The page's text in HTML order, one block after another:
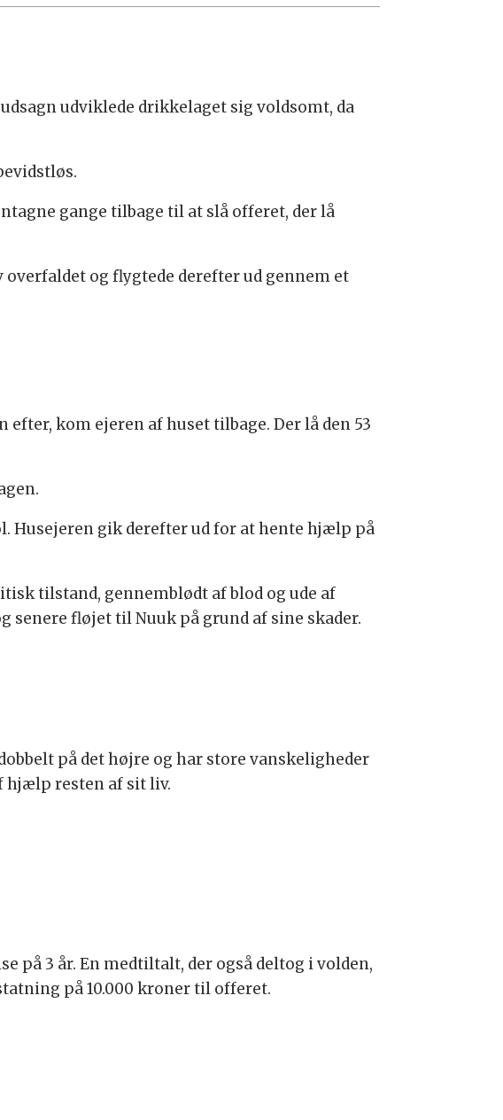
udviklede drikkelaget sig voldsomt, da
gange tilbage til at slå offeret, der lå
og flygtede derefter ud gennem et
kom ejeren af huset tilbage. Der lå den 53
Husejeren gik derefter ud for at hente hjælp på
tilstand, gennemblødt af blod og ude af
senere fløjet til Nuuk på grund af sine skader.
på det højre og har store vanskeligheder
hjælp resten af sit liv.
på 3 år. En medtiltalt, der også deltog i volden,
på 10.000 kroner til offeret.